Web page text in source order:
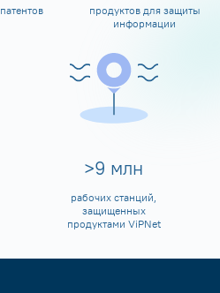
патентов
продуктов для защиты
информации
>10 млн
рабочих станций,
защищенных
продуктами ViPNet